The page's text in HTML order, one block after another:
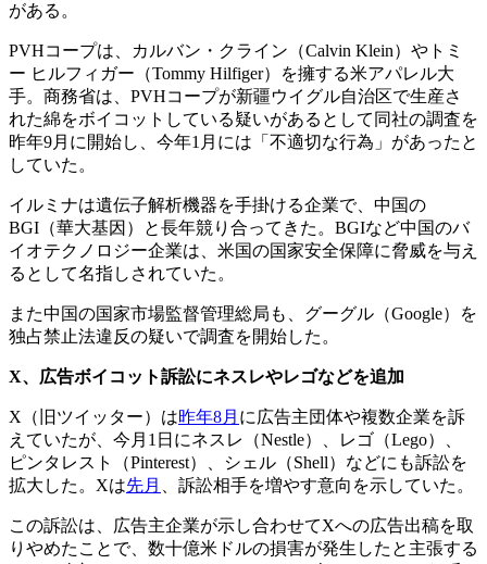
がある。
PVHコープは、カルバン・クライン（Calvin Klein）やトミ
ー ヒルフィガー（Tommy Hilfiger）を擁する米アパレル大
手。商務省は、PVHコープが新疆ウイグル自治区で生産さ
れた綿をボイコットしている疑いがあるとして同社の調査を
昨年9月に開始し、今年1月には「不適切な行為」があったと
していた。
イルミナは遺伝子解析機器を手掛ける企業で、中国の
BGI（華大基因）と長年競り合ってきた。BGIなど中国のバ
イオテクノロジー企業は、米国の国家安全保障に脅威を与え
るとして名指しされていた。
また中国の国家市場監督管理総局も、グーグル（Google）を
独占禁止法違反の疑いで調査を開始した。
X、広告ボイコット訴訟にネスレやレゴなどを追加
X（旧ツイッター）は昨年8月 に広告主団体や複数企業を訴
えていたが、今月1日にネスレ（Nestle）、レゴ（Lego）、
ピンタレスト（Pinterest）、シェル（Shell）などにも訴訟を
拡大した。Xは先月 、訴訟相手を増やす意向を示していた。
この訴訟は、広告主企業が示し合わせてXへの広告出稿を取
りやめたことで、数十億米ドルの損害が発生したと主張する